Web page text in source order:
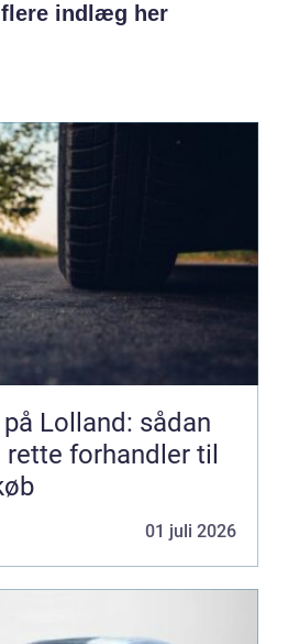
indlæg her
Lolland: sådan
forhandler til
01 juli 2026